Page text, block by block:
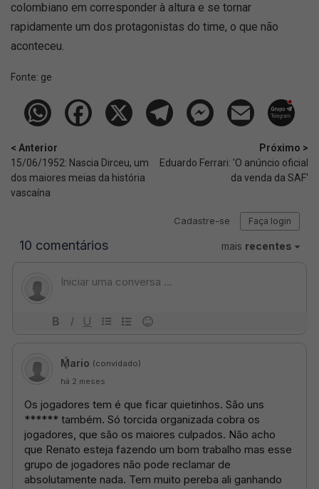
colombiano em corresponder à altura e se tornar
rapidamente um dos protagonistas do time, o que não
aconteceu.
Fonte: ge
< Anterior
15/06/1952: Nascia Dirceu, um
dos maiores meias da história
vascaína
Próximo >
Eduardo Ferrari: 'O anúncio oficial
da venda da SAF'